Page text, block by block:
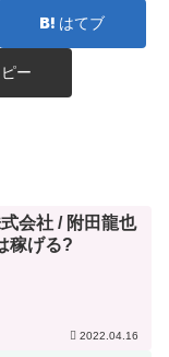
はてブ
ー
会社 / 附田龍也
稼げる?
2022.04.16